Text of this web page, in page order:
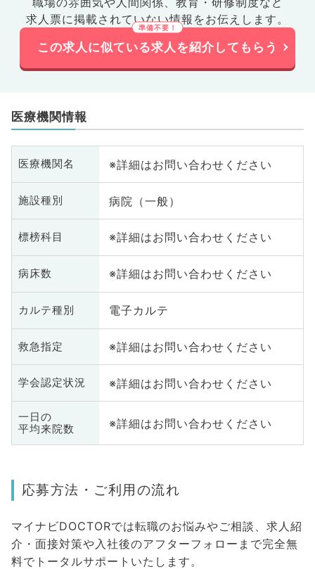
求人票に掲載されていない情報をお伝えします。
この求人に似ている求人を紹介してもらう
医療機関情報
医療機関名 ※詳細はお問い合わせください
施設種別 病院（一般）
標榜科目 ※詳細はお問い合わせください
病床数 ※詳細はお問い合わせください
カルテ種別 電子カルテ
救急指定 ※詳細はお問い合わせください
学会認定状況 ※詳細はお問い合わせください
一日の
平均来院数
※詳細はお問い合わせください
応募方法・ご利用の流れ
マイナビDOCTORでは転職のお悩みやご相談、求人紹
介・面接対策や入社後のアフターフォローまで完全無
料でトータルサポートいたします。